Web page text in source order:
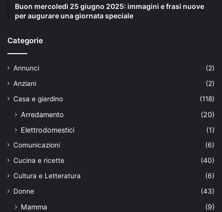
Buon mercoledì 25 giugno 2025: immagini e frasi nuove
per augurare una giornata speciale
Categorie
Annunci
(2)
Anziani
(2)
Casa e giardino
(118)
Arredamento
(20)
Elettrodomestici
(1)
Comunicazioni
(6)
Cucina e ricette
(40)
Cultura e Letteratura
(6)
Donne
(43)
Mamma (9)